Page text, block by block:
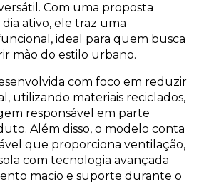
Com uma proposta
ativo, ele traz uma
ideal para quem busca
mão do estilo urbano.
com foco em reduzir
utilizando materiais reciclados,
responsável em parte
Além disso, o modelo conta
que proporciona ventilação,
com tecnologia avançada
macio e suporte durante o